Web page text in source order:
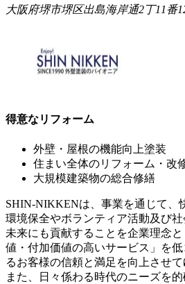
大阪府堺市堺区出島海岸通2丁11番
得意なリフォーム
外壁・屋根の機能向上塗装
住まい全体のリフォーム・改
大規模建築物の総合修繕
SHIN-NIKKENは、事業を通じて、
環境保全やボランティア活動及び
未来にも貢献することを企業理念
値・付加価値の高いサービス」を
るお客様の信頼と満足を向上させて
また、日々係わる時代のニーズを